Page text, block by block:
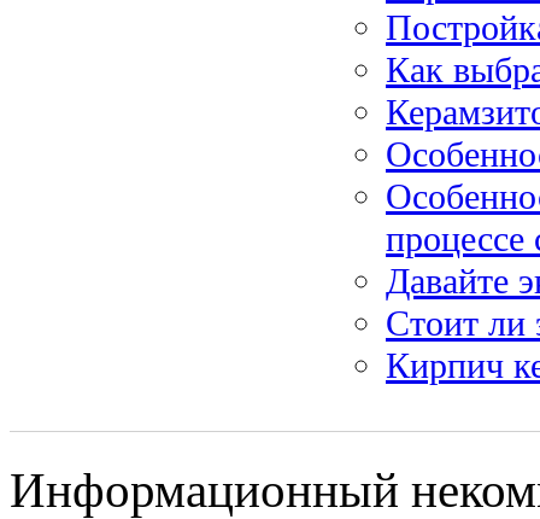
Как
процессе
Давайте
Стоит ли
Кирпич
Информационный